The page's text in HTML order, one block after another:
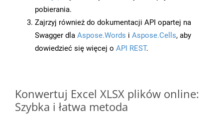
pobierania.
Zajrzyj również do dokumentacji API opartej na
Swagger dla Aspose.Words i Aspose.Cells, aby
dowiedzieć się więcej o API REST.
Konwertuj Excel XLSX plików online:
Szybka i łatwa metoda